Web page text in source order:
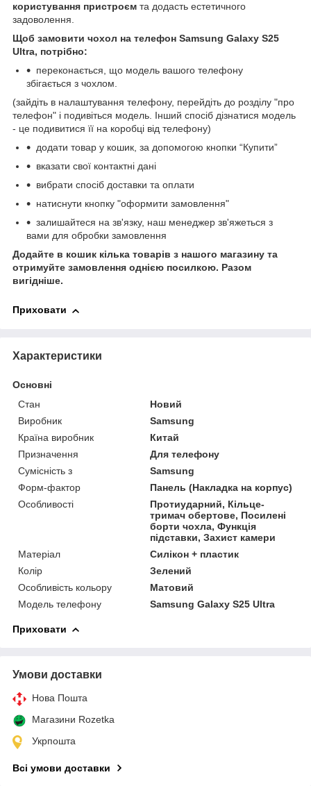
користування пристроєм та додасть естетичного
задоволення.
Щоб замовити чохол на телефон Samsung Galaxy S25
Ultra, потрібно:
переконається, що модель вашого телефону
збігається з чохлом.
(зайдіть в налаштування телефону, перейдіть до розділу "про
телефон" і подивіться модель. Інший спосіб дізнатися модель
- це подивитися її на коробці від телефону)
додати товар у кошик, за допомогою кнопки “Купити”
вказати свої контактні дані
вибрати спосіб доставки та оплати
натиснути кнопку "оформити замовлення"
залишайтеся на зв'язку, наш менеджер зв'яжеться з
вами для обробки замовлення
Додайте в кошик кілька товарів з нашого магазину та
отримуйте замовлення однією посилкою. Разом
вигідніше.
Приховати
Характеристики
Основні
Стан
Новий
Виробник
Samsung
Країна виробник
Китай
Призначення
Для телефону
Сумісність з
Samsung
Форм-фактор
Панель (Накладка на корпус)
Особливості
Протиударний, Кільце-
тримач обертове, Посилені
борти чохла, Функція
підставки, Захист камери
Матеріал
Силікон + пластик
Колір
Зелений
Особливість кольору
Матовий
Модель телефону
Samsung Galaxy S25 Ultra
Приховати
Умови доставки
Нова Пошта
Магазини Rozetka
Укрпошта
Всі умови доставки